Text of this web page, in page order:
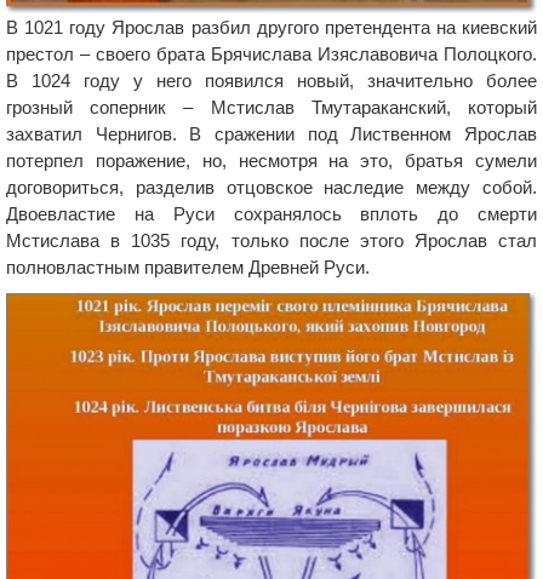
В 1021 году Ярослав разбил другого претендента на киевский
престол – своего брата Брячислава Изяславовича Полоцкого.
В 1024 году у него появился новый, значительно более
грозный соперник – Мстислав Тмутараканский, который
захватил Чернигов. В сражении под Лиственном Ярослав
потерпел поражение, но, несмотря на это, братья сумели
договориться, разделив отцовское наследие между собой.
Двоевластие на Руси сохранялось вплоть до смерти
Мстислава в 1035 году, только после этого Ярослав стал
полновластным правителем Древней Руси.